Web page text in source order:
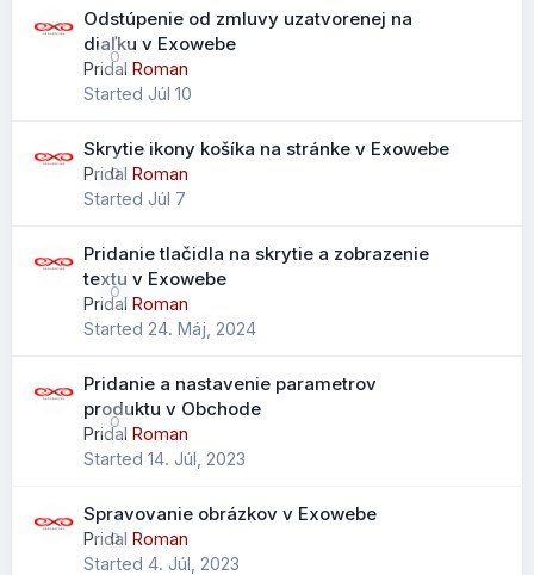
postupom ako ich používať, nájdete v našom novom
návode Vyhľadávanie emailových správ v Roundcube
pomocou syntaxe.
Vylepšený import kontaktov
Pri importe .CSV súborov je možné mapovať údaje na
výber ako v starších verziách.
Čo to prináša?
jednoduchší prechod z Outlooku alebo iných klientov
lepšie zachovanie telefónov, poznámok a ďalších polí
Pribudol nový parameter "scope" pre vyhľadávanie
kontaktov, ktorý rozširuje možnosti filtrovania a
Zobrazenie stránky na mobile:
0
Odstúpenie od zmluvy uzatvorenej na
diaľku v Exowebe
Pridal Roman
Started Júl 10
0
Skrytie ikony košíka na stránke v Exowebe
Pridal Roman
Started Júl 7
0
Pridanie tlačidla na skrytie a zobrazenie
textu v Exowebe
Pridal Roman
Started 24. Máj, 2024
0
Pridanie a nastavenie parametrov
produktu v Obchode
Pridal Roman
Started 14. Júl, 2023
0
Spravovanie obrázkov v Exowebe
Pridal Roman
Started 4. Júl, 2023